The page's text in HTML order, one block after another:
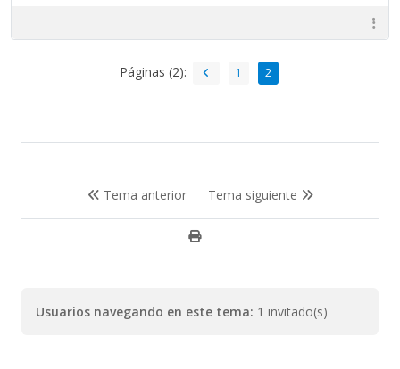
Páginas (2): 1 2
Tema anterior Tema siguiente
Usuarios navegando en este tema: 1 invitado(s)